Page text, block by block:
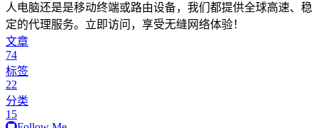
人电脑还是是移动终端或路由设备，我们都提供全球高速、稳
定的代理服务。立即访问，享受无缝网络体验！
文章
74
标签
22
分类
15